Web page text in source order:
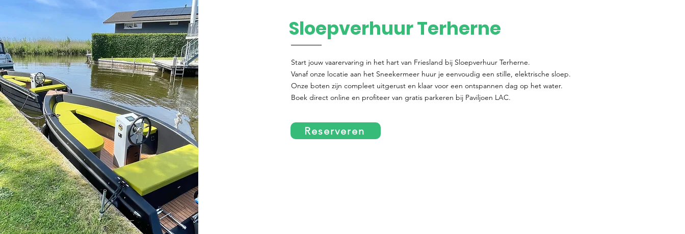
Sloepverhuur Terherne
Start jouw vaarervaring in het hart van Friesland bij Sloepverhuur Terherne.
Vanaf onze locatie aan het Sneekermeer huur je eenvoudig een stille, elektrische sloep.
Onze boten zijn compleet uitgerust en klaar voor een ontspannen dag op het water.
Boek direct online en profiteer van gratis parkeren bij Paviljoen LAC.
Reserveren